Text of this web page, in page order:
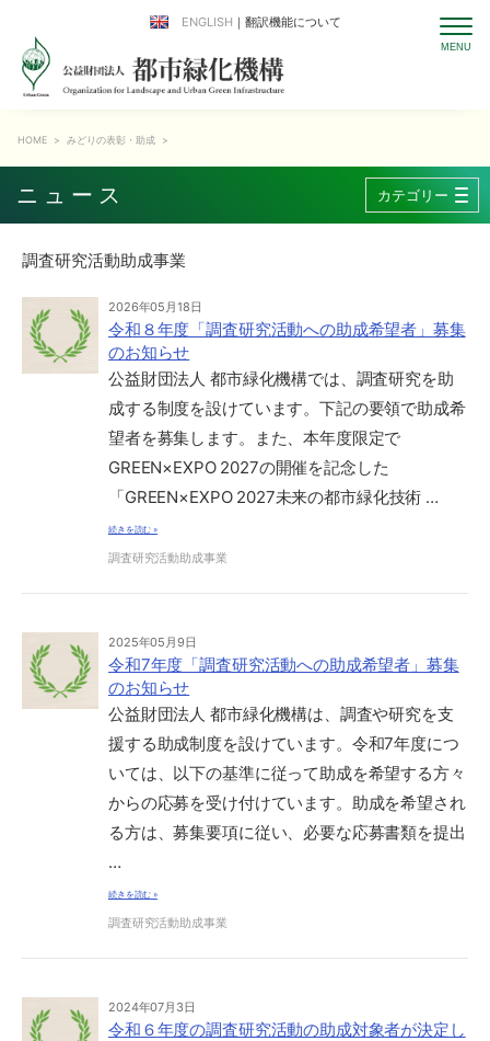
ENGLISH ｜翻訳機能について
ニュース
HOME > みどりの表彰・助成 >
調査研究活動助成事業
2026年05月18日
令和８年度「調査研究活動への助成希望者」募集
のお知らせ
公益財団法人 都市緑化機構では、調査研究を助
成する制度を設けています。下記の要領で助成希
望者を募集します。また、本年度限定で
GREEN×EXPO 2027の開催を記念した
「GREEN×EXPO 2027未来の都市緑化技術 …
続きを読む »
調査研究活動助成事業
2025年05月9日
令和7年度「調査研究活動への助成希望者」募集
のお知らせ
公益財団法人 都市緑化機構は、調査や研究を支
援する助成制度を設けています。令和7年度につ
いては、以下の基準に従って助成を希望する方々
からの応募を受け付けています。助成を希望され
る方は、募集要項に従い、必要な応募書類を提出
…
続きを読む »
調査研究活動助成事業
2024年07月3日
令和６年度の調査研究活動の助成対象者が決定し
カテゴリー